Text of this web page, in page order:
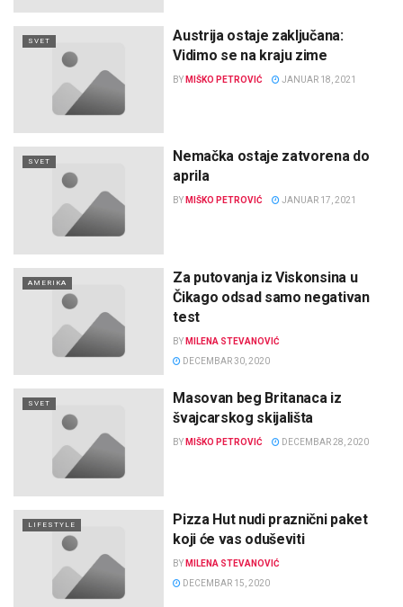
SVET
Austrija ostaje zaključana:
Vidimo se na kraju zime
BY MIŠKO PETROVIĆ JANUAR 18, 2021
SVET
Nemačka ostaje zatvorena do
aprila
BY MIŠKO PETROVIĆ JANUAR 17, 2021
AMERIKA
Za putovanja iz Viskonsina u
Čikago odsad samo negativan
test
BY MILENA STEVANOVIĆ
DECEMBAR 30, 2020
SVET
Masovan beg Britanaca iz
švajcarskog skijališta
BY MIŠKO PETROVIĆ DECEMBAR 28, 2020
LIFESTYLE
Pizza Hut nudi praznični paket
koji će vas oduševiti
BY MILENA STEVANOVIĆ
DECEMBAR 15, 2020